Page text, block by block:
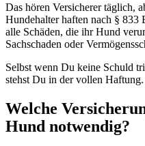
Das hören Versicherer täglich,
Hundehalter haften nach § 833
alle Schäden, die ihr Hund
Sachschaden oder
Selbst wenn Du keine Schuld
stehst Du in der vollen Haftung.
Welche
Hund notwendig?